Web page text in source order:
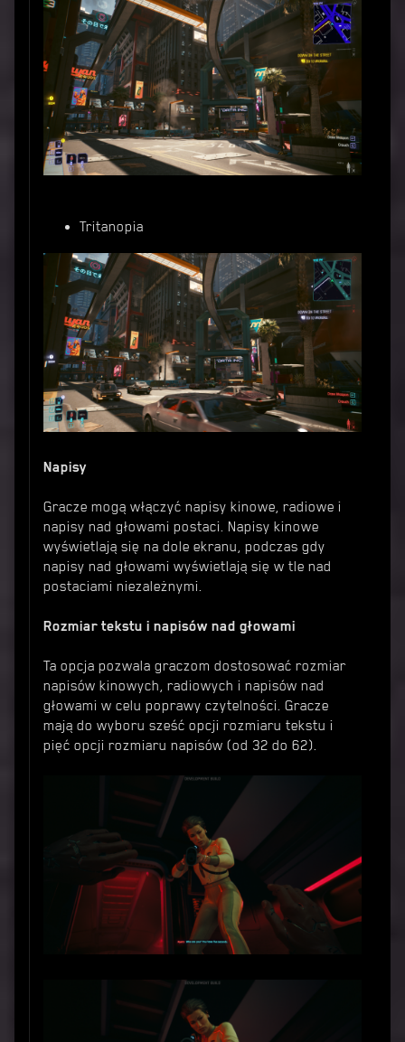
Tritanopia
Napisy
Gracze mogą włączyć napisy kinowe, radiowe i
napisy nad głowami postaci. Napisy kinowe
wyświetlają się na dole ekranu, podczas gdy
napisy nad głowami wyświetlają się w tle nad
postaciami niezależnymi.
Rozmiar tekstu i napisów nad głowami
Ta opcja pozwala graczom dostosować rozmiar
napisów kinowych, radiowych i napisów nad
głowami w celu poprawy czytelności. Gracze
mają do wyboru sześć opcji rozmiaru tekstu i
pięć opcji rozmiaru napisów (od 32 do 62).